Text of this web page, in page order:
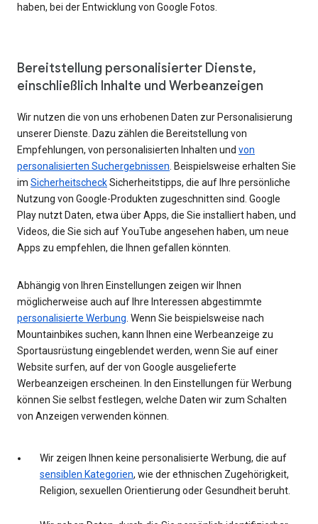
haben, bei der Entwicklung von Google Fotos.
Bereitstellung personalisierter Dienste,
einschließlich Inhalte und Werbeanzeigen
Wir nutzen die von uns erhobenen Daten zur Personalisierung
unserer Dienste. Dazu zählen die Bereitstellung von
Empfehlungen, von personalisierten Inhalten und von
personalisierten Suchergebnissen . Beispielsweise erhalten Sie
im SicherheitscheckSicherheitstipps, die auf Ihre persönliche
Nutzung von Google-Produkten zugeschnitten sind. Google
Play nutzt Daten, etwa über Apps, die Sie installiert haben, und
Videos, die Sie sich auf YouTube angesehen haben, um neue
Apps zu empfehlen, die Ihnen gefallen könnten.
Abhängig von Ihren Einstellungen zeigen wir Ihnen
möglicherweise auch auf Ihre Interessen abgestimmte
personalisierte Werbung . Wenn Sie beispielsweise nach
Mountainbikes suchen, kann Ihnen eine Werbeanzeige zu
Sportausrüstung eingeblendet werden, wenn Sie auf einer
Website surfen, auf der von Google ausgelieferte
Werbeanzeigen erscheinen. In den Einstellungen für Werbung
können Sie selbst festlegen, welche Daten wir zum Schalten
von Anzeigen verwenden können.
Wir zeigen Ihnen keine personalisierte Werbung, die auf
sensiblen Kategorien, wie der ethnischen Zugehörigkeit,
Religion, sexuellen Orientierung oder Gesundheit beruht.